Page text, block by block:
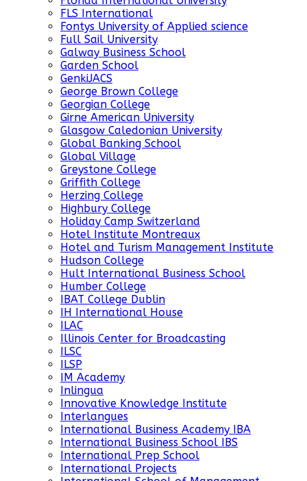
FLS International
Fontys University of Applied science
Full Sail University
Galway Business School
Garden School
GenkiJACS
George Brown College
Georgian College
Girne American University
Glasgow Caledonian University
Global Banking School
Global Village
Greystone College
Griffith College
Herzing College
Highbury College
Holiday Camp Switzerland
Hotel Institute Montreaux
Hotel and Turism Management Institute
Hudson College
Hult International Business School
Humber College
IBAT College Dublin
IH International House
ILAC
Illinois Center for Broadcasting
ILSC
ILSP
IM Academy
Inlingua
Innovative Knowledge Institute
Interlangues
International Business Academy IBA
International Business School IBS
International Prep School
International Projects